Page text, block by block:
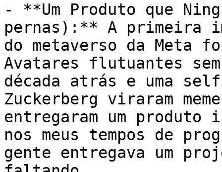
- **Um Produto que
pernas):** A primeira
do metaverso da
Avatares flutuantes
década atrás e uma
Zuckerberg viraram
entregaram um produto
nos meus tempos de
gente entregava um